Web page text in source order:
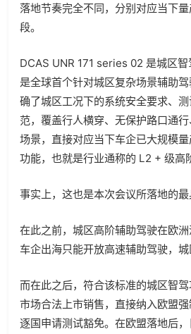
落地节奏完全不同，分别对应当下
段。
DCAS UNR 171 series 02 是城区智
是全球首个针对城区复杂场景辅助
确了城区工况下的系统安全要求、
范，覆盖行人横穿、无保护路口通
场景，直接对应当下车企已大规模
功能，也就是行业通称的 L2 + 级高
事实上，这也是本次会议所落地的最
在此之前，城区高阶辅助驾驶在欧洲
车企出海只能开放高速辅助驾驶，城
而在此之后，符合该标准的城区智
市场合法上市销售，直接纳入欧盟
逐国申请测试豁免。在欧盟落地后